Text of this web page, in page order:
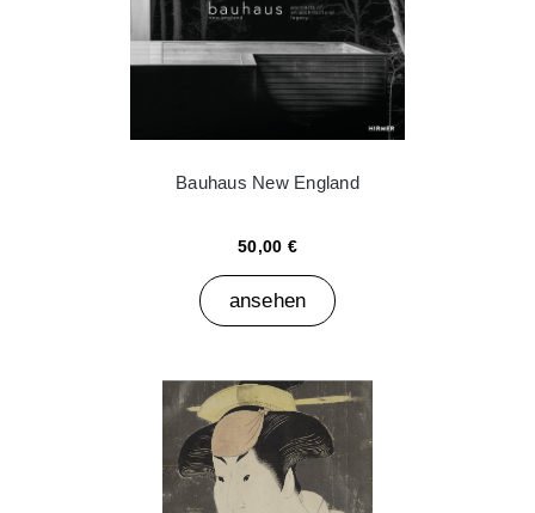
Bauhaus New England
50,00 €
ansehen